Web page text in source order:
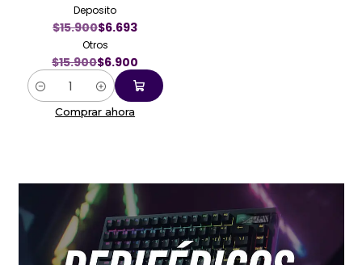
Deposito
$15.900$6.693
Otros
$15.900$6.900
Cantidad
Comprar ahora